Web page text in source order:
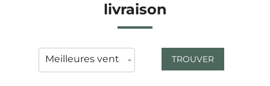
livraison
TROUVER